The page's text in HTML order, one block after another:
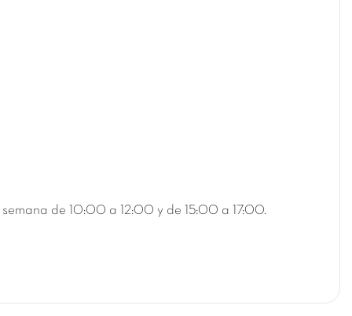
de 10:00 a 12:00 y de 15:00 a 17:00.